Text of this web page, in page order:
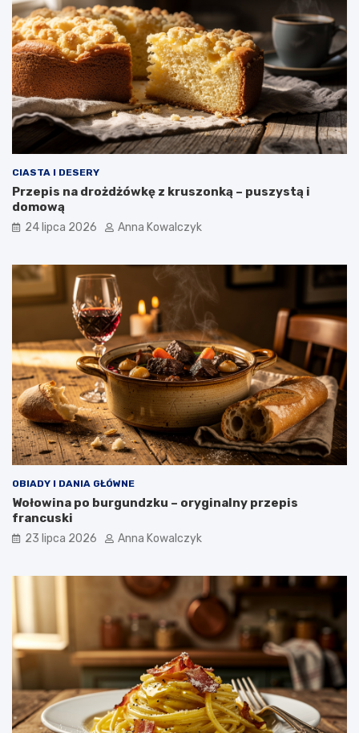
CIASTA I DESERY
Przepis na drożdżówkę z kruszonką – puszystą i
domową
24 lipca 2026 Anna Kowalczyk
OBIADY I DANIA GŁÓWNE
Wołowina po burgundzku – oryginalny przepis
francuski
23 lipca 2026 Anna Kowalczyk